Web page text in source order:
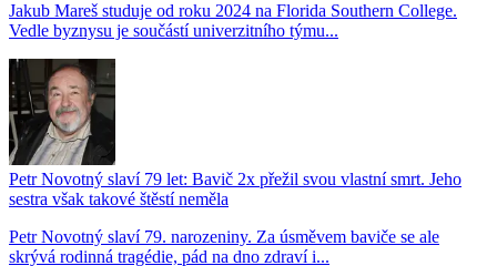
Jakub Mareš studuje od roku 2024 na Florida Southern College.
Vedle byznysu je součástí univerzitního týmu...
Petr Novotný slaví 79 let: Bavič 2x přežil svou vlastní smrt. Jeho
sestra však takové štěstí neměla
Petr Novotný slaví 79. narozeniny. Za úsměvem baviče se ale
skrývá rodinná tragédie, pád na dno zdraví i...